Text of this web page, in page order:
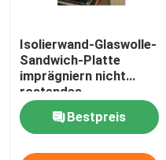
Struktureller Stahlträger
Stahlwinkel
Stahlkanalsektion
Isolierwand-Glaswolle-
Sandwich-Platte
imprägniern nicht
rostendes
schalldichtes
Bestpreis